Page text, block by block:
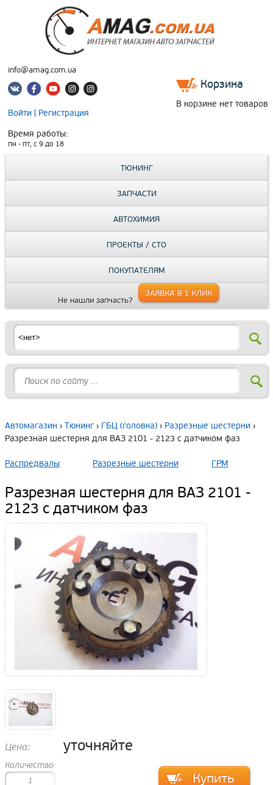
info@amag.com.ua
Войти | Регистрация
Время работы:
пн - пт, c 9 до 18
Корзина
В корзине нет товаров
ТЮНИНГ
ЗАПЧАСТИ
АВТОХИМИЯ
ПРОЕКТЫ / СТО
ПОКУПАТЕЛЯМ
Не нашли запчасть?
ЗАЯВКА В 1 КЛИК
Автомагазин › Тюнинг› ГБЦ (головка) › Разрезные шестерни ›
Разрезная шестерня для ВАЗ 2101 - 2123 с датчиком фаз
Распредвалы Разрезные шестерни ГРМ
Разрезная шестерня для ВАЗ 2101 -
2123 с датчиком фаз
Цена: уточняйте
Количество: